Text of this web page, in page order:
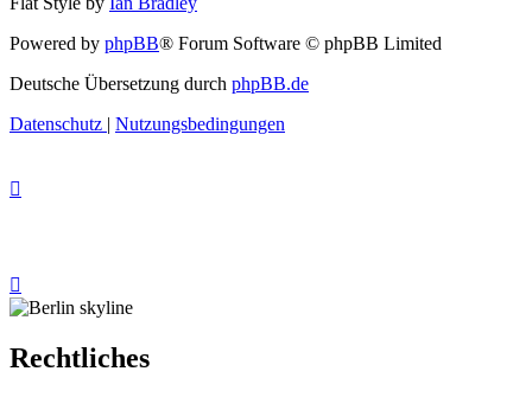
Powered by phpBB® Forum Software © phpBB Limited
Deutsche Übersetzung durch phpBB.de
Datenschutz | Nutzungsbedingungen
Rechtliches